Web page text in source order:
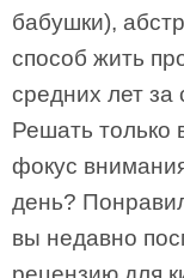
бабушки),
способ жить
средних лет
Решать только
фокус
день?
вы недавно